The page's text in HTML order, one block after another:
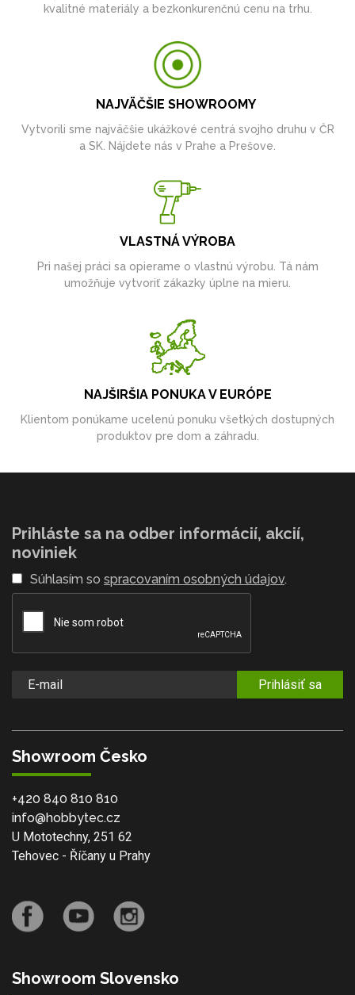
kvalitné materiály a bezkonkurenčnú cenu na trhu.
NAJVÄČŠIE SHOWROOMY
Vytvorili sme najväčšie ukážkové centrá svojho druhu v ČR
a SK. Nájdete nás v Prahe a Prešove.
VLASTNÁ VÝROBA
Pri našej práci sa opierame o vlastnú výrobu. Tá nám
umožňuje vytvoriť zákazky úplne na mieru.
NAJŠIRŠIA PONUKA V EURÓPE
Klientom ponúkame ucelenú ponuku všetkých dostupných
produktov pre dom a záhradu.
Prihláste sa na odber informácií, akcií,
noviniek
Súhlasím so spracovaním osobných údajov.
Prihlásiť sa
Showroom Česko
+420 840 810 810
info@hobbytec.cz
U Mototechny, 251 62
Tehovec - Říčany u Prahy
Showroom Slovensko